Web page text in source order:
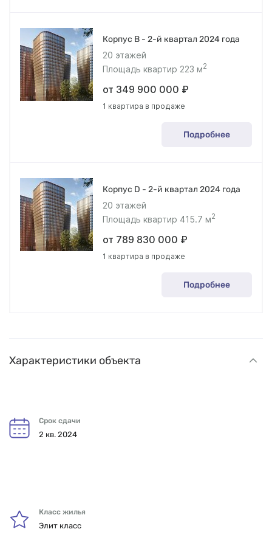
Корпус В - 2-й квартал 2024 года
20 этажей
Площадь квартир 223 м2
от 349 900 000 ₽
1 квартира в продаже
Подробнее
Корпус D - 2-й квартал 2024 года
20 этажей
Площадь квартир 415.7 м2
от 789 830 000 ₽
1 квартира в продаже
Подробнее
Характеристики объекта
Срок сдачи
2 кв. 2024
Класс жилья
Элит класс